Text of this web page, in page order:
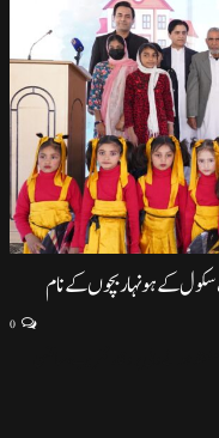
کے ہونہار بچوں کے نام
0